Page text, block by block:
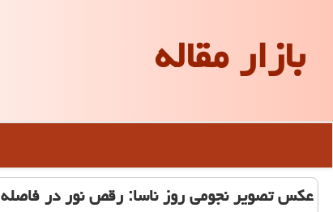
بازار مقاله
عكس تصویر نجومی روز ناسا: رقص نور در فاصله ۱۰۰٬۰۰۰٬۰۰۰ سال نوری از زمین